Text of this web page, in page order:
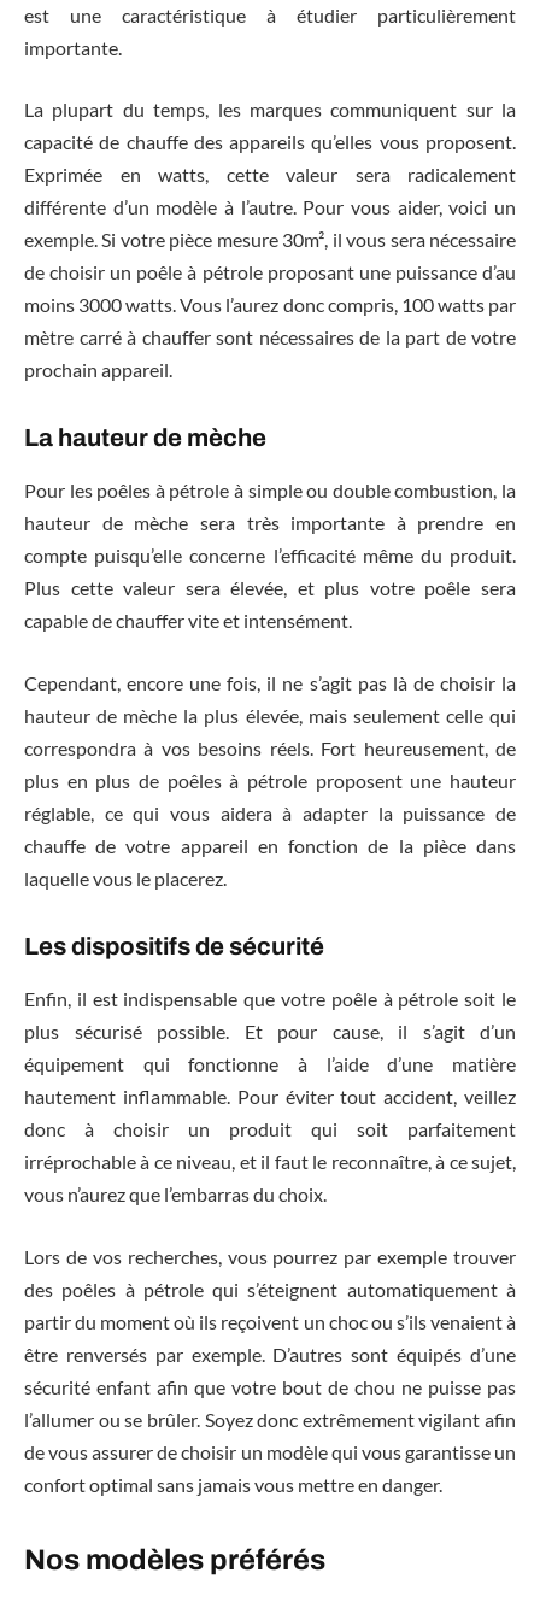
est une caractéristique à étudier particulièrement
importante.
La plupart du temps, les marques communiquent sur la
capacité de chauffe des appareils qu’elles vous proposent.
Exprimée en watts, cette valeur sera radicalement
différente d’un modèle à l’autre. Pour vous aider, voici un
exemple. Si votre pièce mesure 30m², il vous sera nécessaire
de choisir un poêle à pétrole proposant une puissance d’au
moins 3000 watts. Vous l’aurez donc compris, 100 watts par
mètre carré à chauffer sont nécessaires de la part de votre
prochain appareil.
La hauteur de mèche
Pour les poêles à pétrole à simple ou double combustion, la
hauteur de mèche sera très importante à prendre en
compte puisqu’elle concerne l’efficacité même du produit.
Plus cette valeur sera élevée, et plus votre poêle sera
capable de chauffer vite et intensément.
Cependant, encore une fois, il ne s’agit pas là de choisir la
hauteur de mèche la plus élevée, mais seulement celle qui
correspondra à vos besoins réels. Fort heureusement, de
plus en plus de poêles à pétrole proposent une hauteur
réglable, ce qui vous aidera à adapter la puissance de
chauffe de votre appareil en fonction de la pièce dans
laquelle vous le placerez.
Les dispositifs de sécurité
Enfin, il est indispensable que votre poêle à pétrole soit le
plus sécurisé possible. Et pour cause, il s’agit d’un
équipement qui fonctionne à l’aide d’une matière
hautement inflammable. Pour éviter tout accident, veillez
donc à choisir un produit qui soit parfaitement
irréprochable à ce niveau, et il faut le reconnaître, à ce sujet,
vous n’aurez que l’embarras du choix.
Lors de vos recherches, vous pourrez par exemple trouver
des poêles à pétrole qui s’éteignent automatiquement à
partir du moment où ils reçoivent un choc ou s’ils venaient à
être renversés par exemple. D’autres sont équipés d’une
sécurité enfant afin que votre bout de chou ne puisse pas
l’allumer ou se brûler. Soyez donc extrêmement vigilant afin
de vous assurer de choisir un modèle qui vous garantisse un
confort optimal sans jamais vous mettre en danger.
Nos modèles préférés